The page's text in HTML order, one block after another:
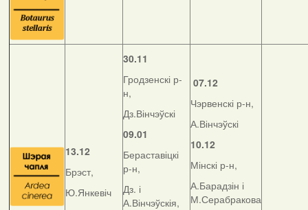
13.12
Брэст,
Ю.Янкевіч
30.11
Гродзенскі р-
н,
Дз.Вінчэўскі
09.01
Бераставіцкі
р-н,
Дз. і
А.Вінчэўскія,
07.12
Чэрвенскі р-н,
А.Вінчэўскі
10.12
Мінскі р-н,
А.Барадзін і
М.Серабракова